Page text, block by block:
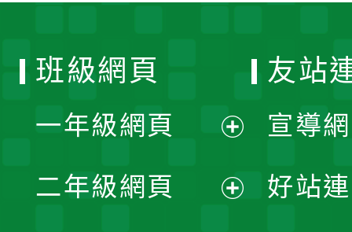
班級網頁
一年級網頁
開
二年級網頁
友站
宣導
好站